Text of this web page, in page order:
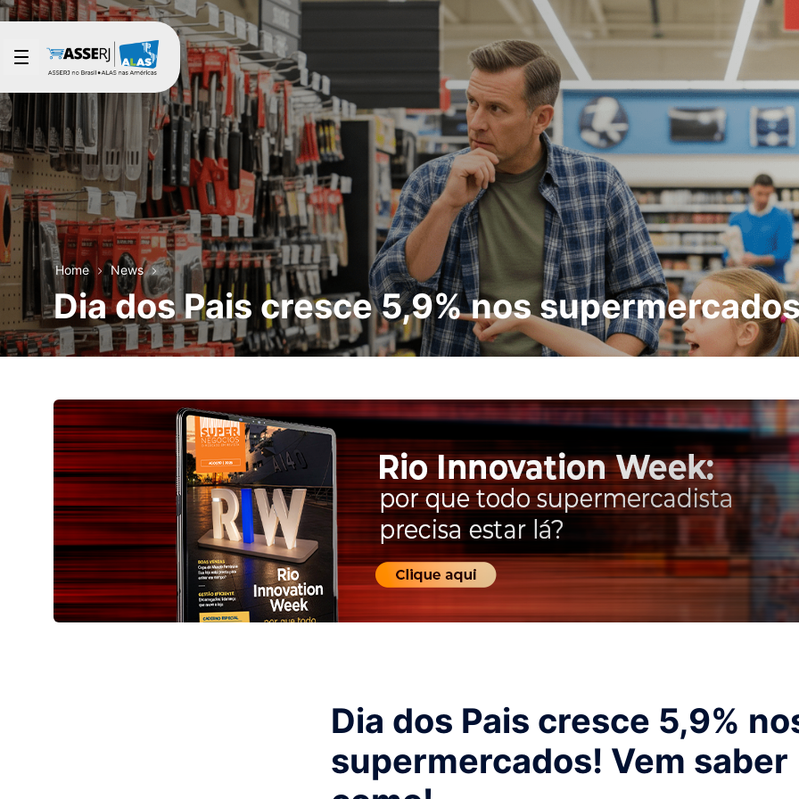
Skip to Main Content
Home News
Dia dos Pais cresce 5,9% nos
Dia dos Pais cresce 5,9%
supermercados! Vem saber